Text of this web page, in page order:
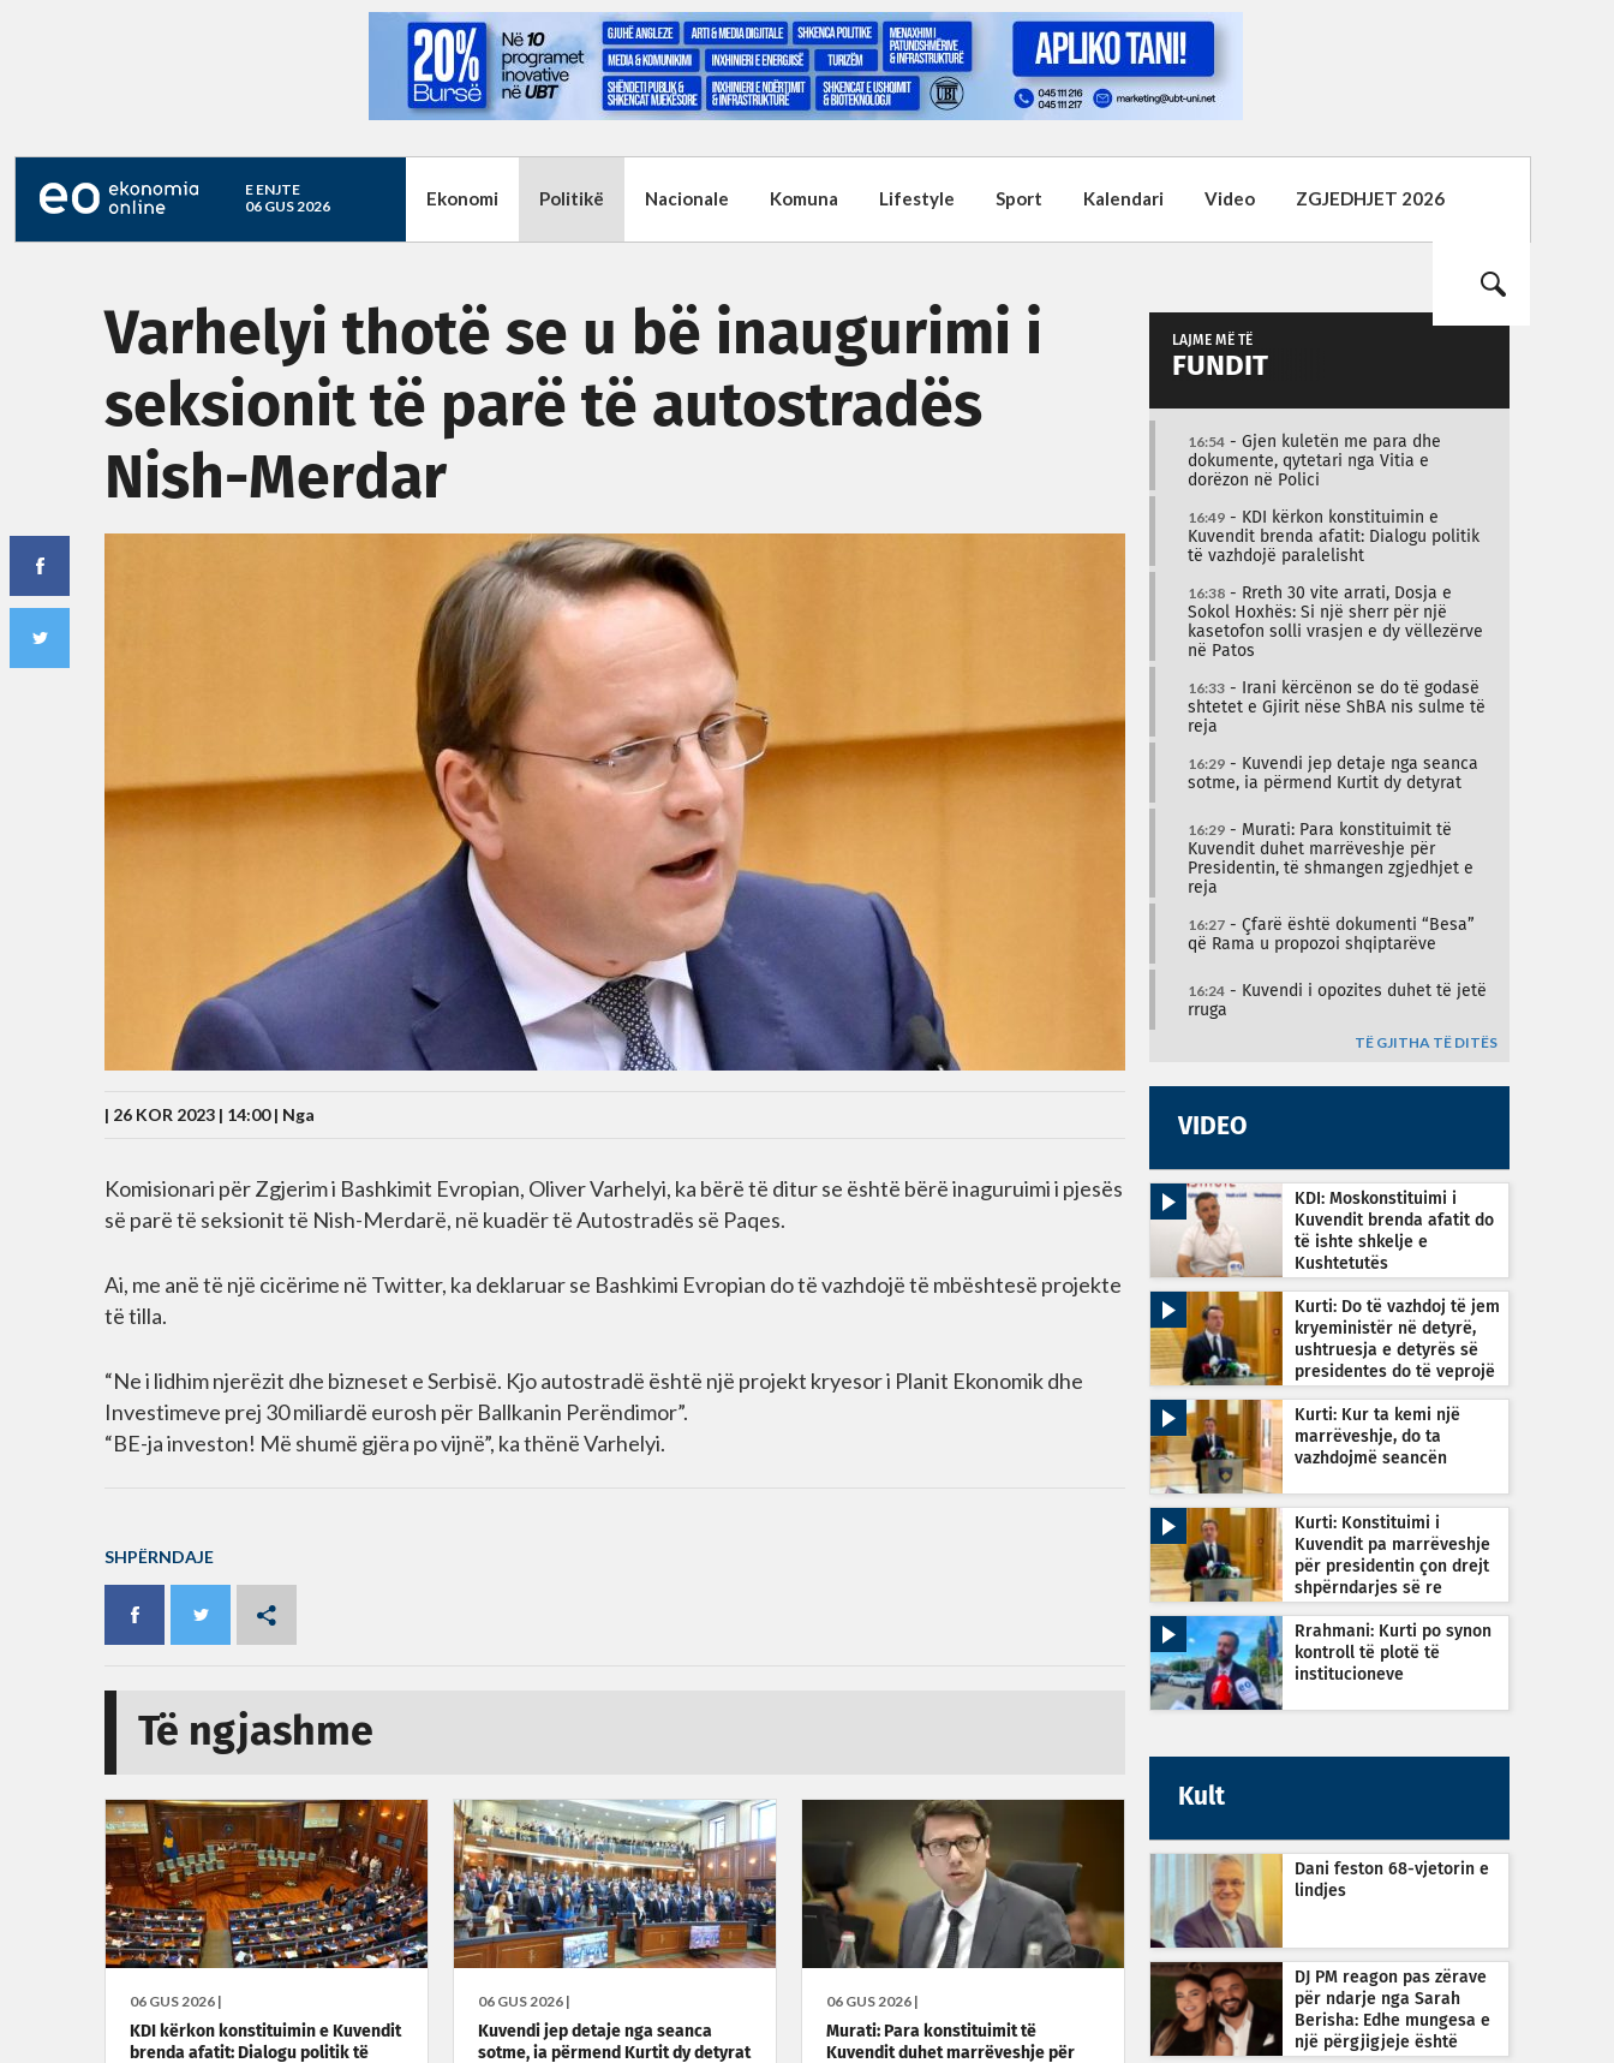
E ENJTE
06 GUS 2026
Ekonomi Politikë Nacionale Komuna Lifestyle Sport Kalendari Video ZGJEDHJET 2026
Varhelyi thotë se u bë inaugurimi i
seksionit të parë të autostradës
Nish-Merdar
| 26 KOR 2023 | 14:00 | Nga
Komisionari për Zgjerim i Bashkimit Evropian, Oliver Varhelyi, ka bërë të ditur se është bërë inaguruimi i pjesës
së parë të seksionit të Nish-Merdarë, në kuadër të Autostradës së Paqes.
Ai, me anë të një cicërime në Twitter, ka deklaruar se Bashkimi Evropian do të vazhdojë të mbështesë projekte
të tilla.
“Ne i lidhim njerëzit dhe bizneset e Serbisë. Kjo autostradë është një projekt kryesor i Planit Ekonomik dhe
Investimeve prej 30 miliardë eurosh për Ballkanin Perëndimor”.
“BE-ja investon! Më shumë gjëra po vijnë”, ka thënë Varhelyi.
SHPËRNDAJE
Të ngjashme
06 GUS 2026 |
KDI kërkon konstituimin e Kuvendit
brenda afatit: Dialogu politik të
06 GUS 2026 |
Kuvendi jep detaje nga seanca
sotme, ia përmend Kurtit dy detyrat
06 GUS 2026 |
Murati: Para konstituimit të
Kuvendit duhet marrëveshje për
LAJME MË TË
FUNDIT
16:54 - Gjen kuletën me para dhe
dokumente, qytetari nga Vitia e
dorëzon në Polici
16:49 - KDI kërkon konstituimin e
Kuvendit brenda afatit: Dialogu politik
të vazhdojë paralelisht
16:38 - Rreth 30 vite arrati, Dosja e
Sokol Hoxhës: Si një sherr për një
kasetofon solli vrasjen e dy vëllezërve
në Patos
16:33 - Irani kërcënon se do të godasë
shtetet e Gjirit nëse ShBA nis sulme të
reja
16:29 - Kuvendi jep detaje nga seanca
sotme, ia përmend Kurtit dy detyrat
16:29 - Murati: Para konstituimit të
Kuvendit duhet marrëveshje për
Presidentin, të shmangen zgjedhjet e
reja
16:27 - Çfarë është dokumenti “Besa”
që Rama u propozoi shqiptarëve
16:24 - Kuvendi i opozites duhet të jetë
rruga
TË GJITHA TË DITËS
VIDEO
KDI: Moskonstituimi i
Kuvendit brenda afatit do
të ishte shkelje e
Kushtetutës
Kurti: Do të vazhdoj të jem
kryeministër në detyrë,
ushtruesja e detyrës së
presidentes do të veprojë
Kurti: Kur ta kemi një
marrëveshje, do ta
vazhdojmë seancën
Kurti: Konstituimi i
Kuvendit pa marrëveshje
për presidentin çon drejt
shpërndarjes së re
Rrahmani: Kurti po synon
kontroll të plotë të
institucioneve
Kult
Dani feston 68-vjetorin e
lindjes
DJ PM reagon pas zërave
për ndarje nga Sarah
Berisha: Edhe mungesa e
një përgjigjeje është